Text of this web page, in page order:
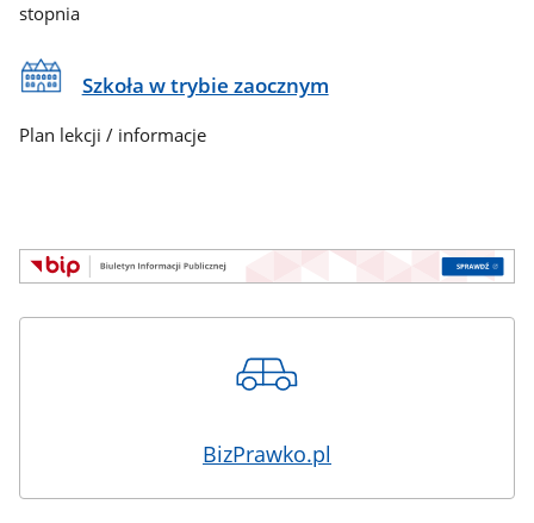
stopnia
Szkoła w trybie zaocznym
Plan lekcji / informacje
BizPrawko.pl